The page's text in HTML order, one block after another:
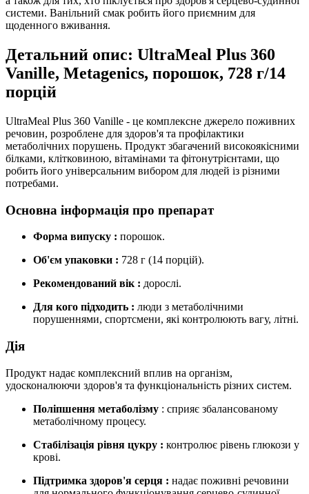
системи. Ванільний смак робить його приємним для
щоденного вживання.
Детальний опис: UltraMeal Plus 360
Vanille, Metagenics, порошок, 728 г/14
порцій
UltraMeal Plus 360 Vanille - це комплексне джерело поживних
речовин, розроблене для здоров'я та профілактики
метаболічних порушень. Продукт збагачений високоякісними
білками, клітковиною, вітамінами та фітонутрієнтами, що
робить його універсальним вибором для людей із різними
потребами.
Основна інформація про препарат
Форма випуску : порошок.
Об'єм упаковки : 728 г (14 порцій).
Рекомендований вік : дорослі.
Для кого підходить : люди з метаболічними
порушеннями, спортсмени, які контролюють вагу, літні.
Дія
Продукт надає комплексний вплив на організм,
удосконалюючи здоров'я та функціональність різних систем.
Поліпшення метаболізму : сприяє збалансованому
метаболічному процесу.
Стабілізація рівня цукру : контролює рівень глюкози у
крові.
Підтримка здоров'я серця : надає поживні речовини